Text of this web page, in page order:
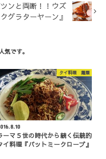
ンと両断！！ウズ
グラターヤーン』
気です。
タイ料理 麺類
ーマ５世の時代から続く伝統的
イ料理『パットミークローブ』